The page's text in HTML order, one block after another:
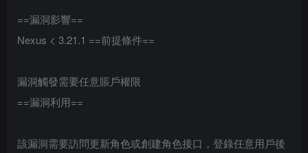
==漏洞影響==
Nexus < 3.21.1 ==前提條件==
漏洞觸發需要任意賬戶權限
==漏洞利用==
該漏洞需要訪問更新角色或創建角色接口，登錄任意用戶後